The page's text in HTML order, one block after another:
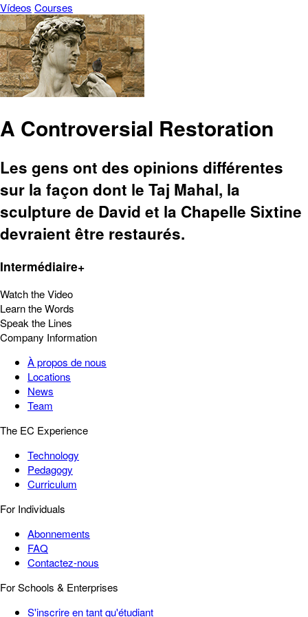
Vídeos Courses
A Controversial Restoration
Les gens ont des opinions différentes
sur la façon dont le Taj Mahal, la
sculpture de David et la Chapelle Sixtine
devraient être restaurés.
Intermédiaire+
Watch the Video
Learn the Words
Speak the Lines
Company Information
À propos de nous
Locations
News
Team
The EC Experience
Technology
Pedagogy
Curriculum
For Individuals
Abonnements
FAQ
Contactez-nous
For Schools & Enterprises
S'inscrire en tant qu'étudiant